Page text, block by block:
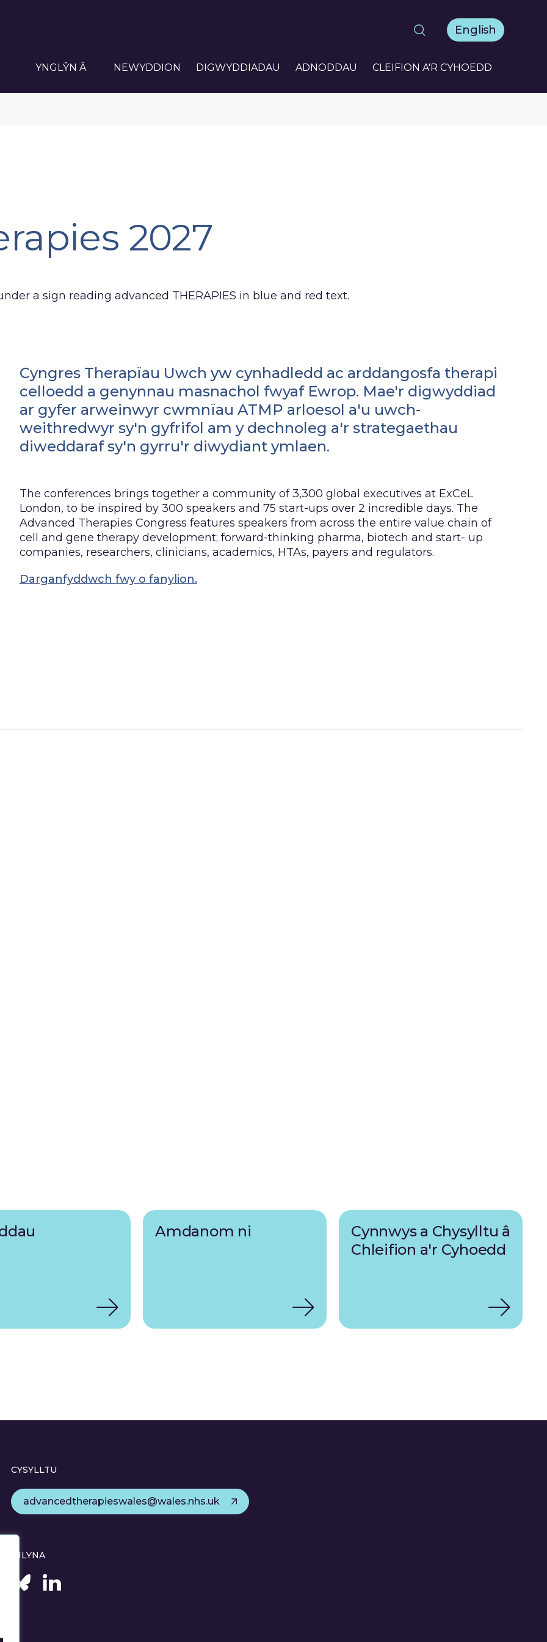
English
YNGLŶN Â NEWYDDION DIGWYDDIADAU ADNODDAU CLEIFION A'R CYHOEDD
2027
Cyngres Therapïau Uwch yw cynhadledd ac arddangosfa therapi
celloedd a genynnau masnachol fwyaf Ewrop. Mae'r digwyddiad
ar gyfer arweinwyr cwmnïau ATMP arloesol a'u uwch-
weithredwyr sy'n gyfrifol am y dechnoleg a'r strategaethau
diweddaraf sy'n gyrru'r diwydiant ymlaen.
The conferences brings together a community of 3,300 global executives at ExCeL
London, to be inspired by 300 speakers and 75 start-ups over 2 incredible days. The
Advanced Therapies Congress features speakers from across the entire value chain of
cell and gene therapy development; forward-thinking pharma, biotech and start- up
companies, researchers, clinicians, academics, HTAs, payers and regulators.
Darganfyddwch fwy o fanylion.
Amdanom ni
Cynnwys a Chysylltu â
Chleifion a'r Cyhoedd
CYSYLLTU
advancedtherapieswales@wales.nhs.uk
DILYNA